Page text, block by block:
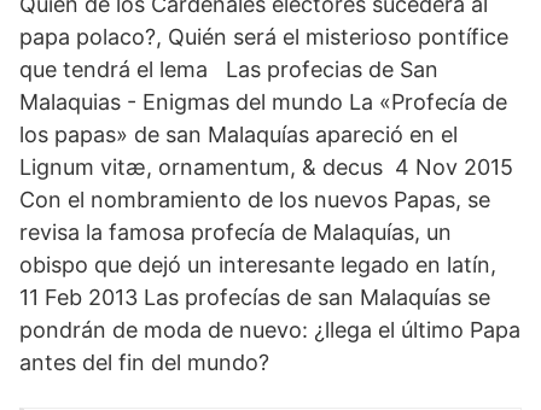
papa polaco?, Quién será el misterioso pontífice
que tendrá el lema Las profecias de San
Malaquias - Enigmas del mundo La «Profecía de
los papas» de san Malaquías apareció en el
Lignum vitæ, ornamentum, & decus 4 Nov 2015
Con el nombramiento de los nuevos Papas, se
revisa la famosa profecía de Malaquías, un
obispo que dejó un interesante legado en latín,
11 Feb 2013 Las profecías de san Malaquías se
pondrán de moda de nuevo: ¿llega el último Papa
antes del fin del mundo?